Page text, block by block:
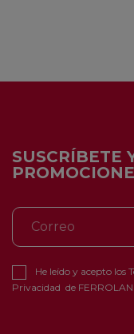
SUSCRÍBETE
He leído y acepto los
Privacidad de FERROLAN